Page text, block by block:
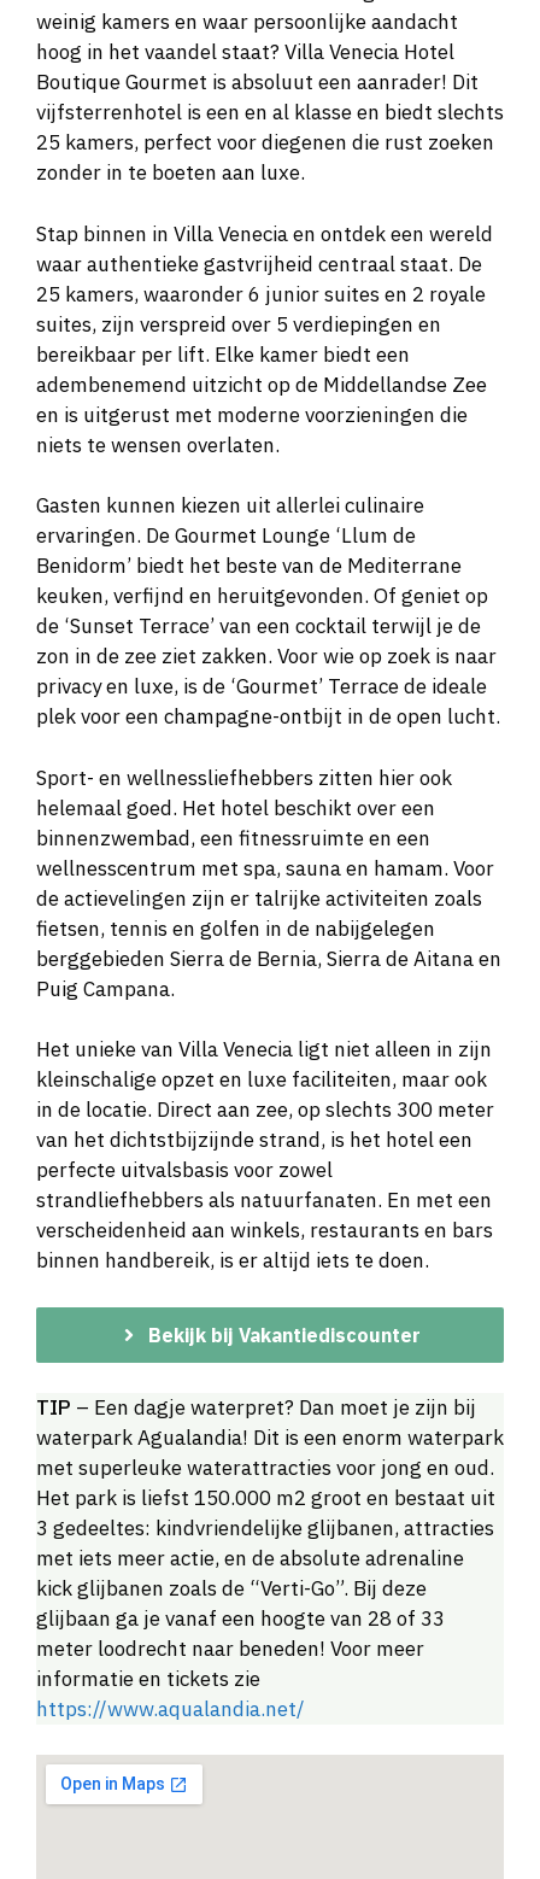
weinig kamers en waar persoonlijke aandacht
hoog in het vaandel staat? Villa Venecia Hotel
Boutique Gourmet is absoluut een aanrader! Dit
vijfsterrenhotel is een en al klasse en biedt slechts
25 kamers, perfect voor diegenen die rust zoeken
zonder in te boeten aan luxe.
Stap binnen in Villa Venecia en ontdek een wereld
waar authentieke gastvrijheid centraal staat. De
25 kamers, waaronder 6 junior suites en 2 royale
suites, zijn verspreid over 5 verdiepingen en
bereikbaar per lift. Elke kamer biedt een
adembenemend uitzicht op de Middellandse Zee
en is uitgerust met moderne voorzieningen die
niets te wensen overlaten.
Gasten kunnen kiezen uit allerlei culinaire
ervaringen. De Gourmet Lounge ‘Llum de
Benidorm’ biedt het beste van de Mediterrane
keuken, verfijnd en heruitgevonden. Of geniet op
de ‘Sunset Terrace’ van een cocktail terwijl je de
zon in de zee ziet zakken. Voor wie op zoek is naar
privacy en luxe, is de ‘Gourmet’ Terrace de ideale
plek voor een champagne-ontbijt in de open lucht.
Sport- en wellnessliefhebbers zitten hier ook
helemaal goed. Het hotel beschikt over een
binnenzwembad, een fitnessruimte en een
wellnesscentrum met spa, sauna en hamam. Voor
de actievelingen zijn er talrijke activiteiten zoals
fietsen, tennis en golfen in de nabijgelegen
berggebieden Sierra de Bernia, Sierra de Aitana en
Puig Campana.
Het unieke van Villa Venecia ligt niet alleen in zijn
kleinschalige opzet en luxe faciliteiten, maar ook
in de locatie. Direct aan zee, op slechts 300 meter
van het dichtstbijzijnde strand, is het hotel een
perfecte uitvalsbasis voor zowel
strandliefhebbers als natuurfanaten. En met een
verscheidenheid aan winkels, restaurants en bars
binnen handbereik, is er altijd iets te doen.
Bekijk bij Vakantiediscounter
TIP – Een dagje waterpret? Dan moet je zijn bij
waterpark Agualandia! Dit is een enorm waterpark
met superleuke waterattracties voor jong en oud.
Het park is liefst 150.000 m2 groot en bestaat uit
3 gedeeltes: kindvriendelijke glijbanen, attracties
met iets meer actie, en de absolute adrenaline
kick glijbanen zoals de “Verti-Go”. Bij deze
glijbaan ga je vanaf een hoogte van 28 of 33
meter loodrecht naar beneden! Voor meer
informatie en tickets zie
https://www.aqualandia.net/